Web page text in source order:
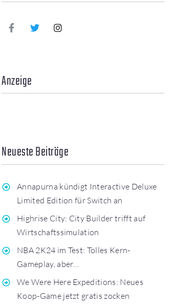
Anzeige
Neueste Beiträge
Annapurna kündigt Interactive Deluxe
Limited Edition für Switch an
Highrise City: City Builder trifft auf
Wirtschaftssimulation
NBA 2K24 im Test: Tolles Kern-
Gameplay, aber…
We Were Here Expeditions: Neues
Koop-Game jetzt gratis zocken